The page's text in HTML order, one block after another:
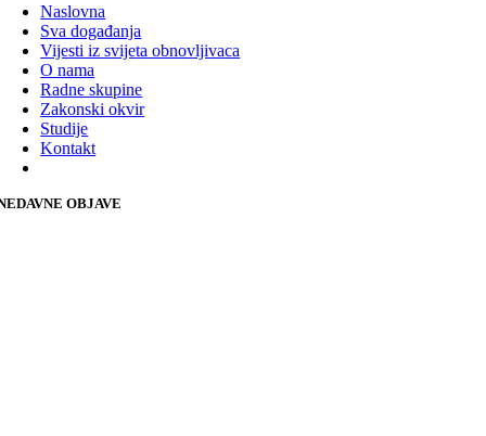
Naslovna
Sva događanja
Vijesti iz svijeta obnovljivaca
O nama
Radne skupine
Zakonski okvir
Studije
Kontakt
OBJAVE